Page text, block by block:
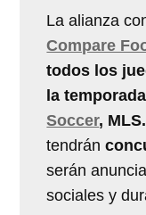
La alianza
Compare
todos los
la
Soccer, MLS.
tendrán
serán
sociales y